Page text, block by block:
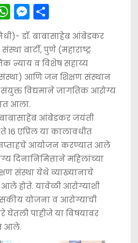
W
h
a
ts
A
p
p
M
e
s
s
e
n
g
er
S
h
ar
e
डॉ. बाबासाहेब आंबेडकर
बार्टी, पुणे (महाराष्ट्र
न्याय व विशेष सहाय्य
संस्था) आणि जन शिक्षण संस्थान
विद्यमाने जागतिक आरोग्य
आला.
बाबासाहेब आंबेडकर जयंती
16 एप्रिल या कालावधीत
आयोजन करण्यात आले
दिनानिमित्ताने महिलांच्या
संस्था येथे व्याख्यानाचे
होते. यावेळी आरोग्याशी
योजना व आरोग्याची
घेतली पाहीजे या विषयावर
आले.